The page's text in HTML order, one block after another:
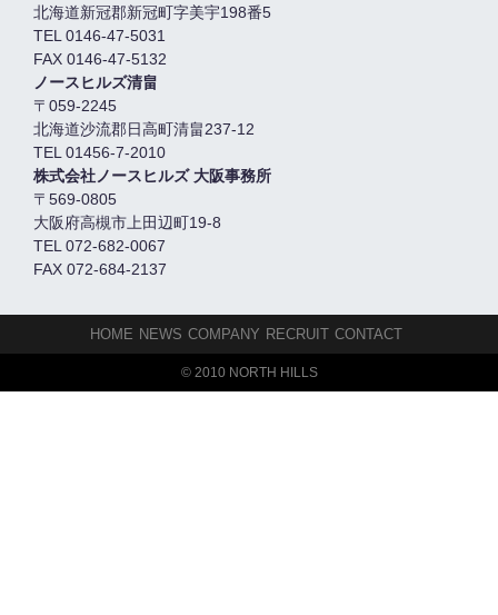
北海道新冠郡新冠町字美宇198番5
TEL 0146-47-5031
FAX 0146-47-5132
ノースヒルズ清畠
〒059-2245
北海道沙流郡日高町清畠237-12
TEL 01456-7-2010
株式会社ノースヒルズ 大阪事務所
〒569-0805
大阪府高槻市上田辺町19-8
TEL 072-682-0067
FAX 072-684-2137
HOME NEWS COMPANY RECRUIT CONTACT
© 2010 NORTH HILLS